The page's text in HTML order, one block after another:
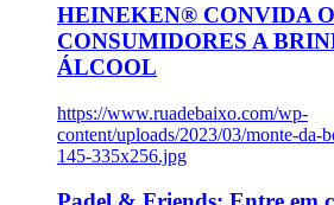
HEINEKEN® CONVIDA
CONSUMIDORES A
ÁLCOOL
https://www.ruadebaixo.com/wp-
content/uploads/2023/03/monte-da-
145-335x256.jpg